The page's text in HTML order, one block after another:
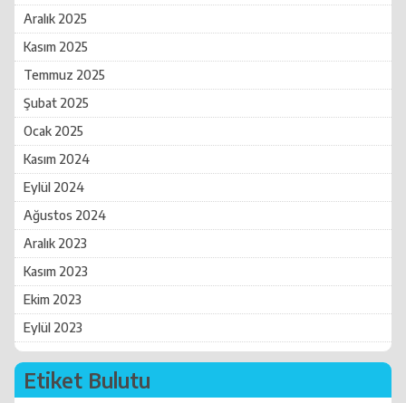
Aralık 2025
Kasım 2025
Temmuz 2025
Şubat 2025
Ocak 2025
Kasım 2024
Eylül 2024
Ağustos 2024
Aralık 2023
Kasım 2023
Ekim 2023
Eylül 2023
Etiket Bulutu